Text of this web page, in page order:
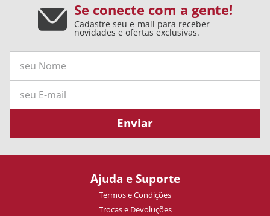
Se conecte com a gente!
Cadastre seu e-mail para receber
novidades e ofertas exclusivas.
Enviar
Ajuda e Suporte
Termos e Condições
Trocas e Devoluções